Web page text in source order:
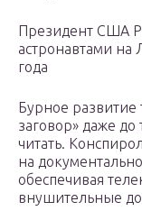
Президент США
астронавтами на
года
Бурное
заговор» даже до
читать.
на
обеспечивая
внушительные